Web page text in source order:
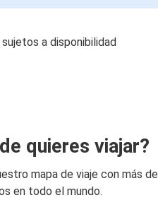
a disponibilidad
quieres viajar?
mapa de viaje con más de
en todo el mundo.